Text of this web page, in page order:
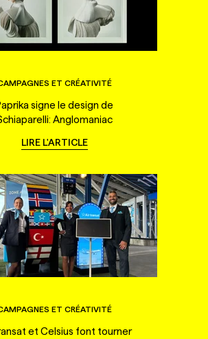
ET CRÉATIVITÉ
signe le design de
Anglomaniac
LIRE L'ARTICLE
ET CRÉATIVITÉ
et Celsius font tourner